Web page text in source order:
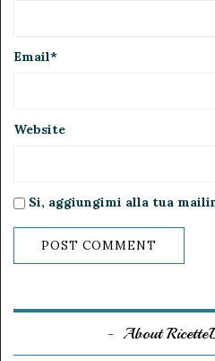
Email*
Website
Si, aggiungimi alla tua
About